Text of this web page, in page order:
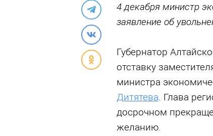
4 декабря министр
заявление об
Губернатор
отставку
министра
Дитятева. Глава
досрочном
желанию.